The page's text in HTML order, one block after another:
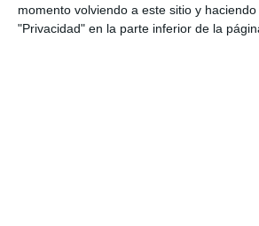
momento volviendo a este sitio y
"Privacidad" en la parte inferior de la